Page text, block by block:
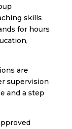
skills
for hours
are
supervision
and a step